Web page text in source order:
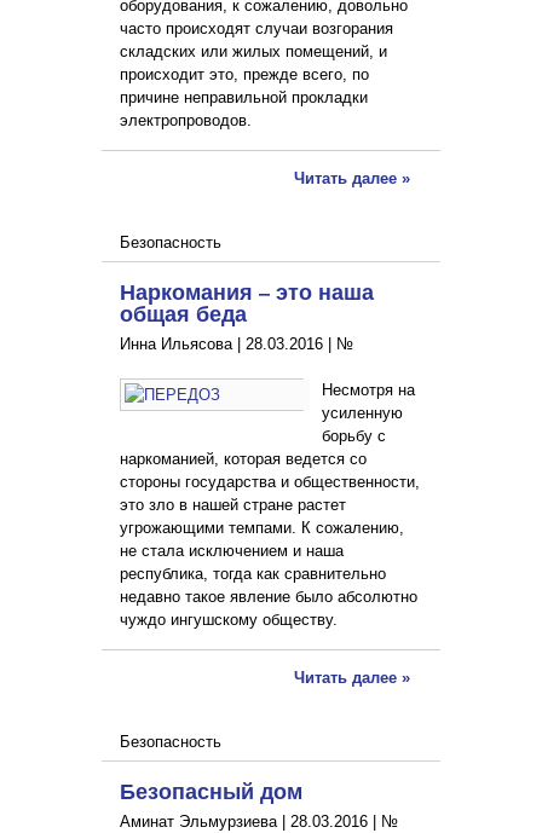
оборудования, к сожалению, довольно
часто происходят случаи возгорания
складских или жилых помещений, и
происходит это, прежде всего, по
причине неправильной прокладки
электропроводов.
Читать далее »
Безопасность
Наркомания – это наша
общая беда
Инна Ильясова | 28.03.2016 №
Несмотря на
усиленную
борьбу с
наркоманией, которая ведется со
стороны государства и общественности,
это зло в нашей стране растет
угрожающими темпами. К сожалению,
не стала исключением и наша
республика, тогда как сравнительно
недавно такое явление было абсолютно
чуждо ингушскому обществу.
Читать далее »
Безопасность
Безопасный дом
Аминат Эльмурзиева | 28.03.2016 №